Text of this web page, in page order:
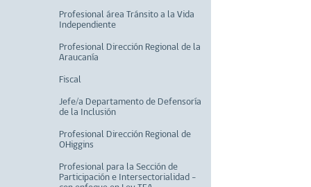
Profesional área Tránsito a la Vida
Independiente
Profesional Dirección Regional de la
Araucanía
Fiscal
Jefe/a Departamento de Defensoría
de la Inclusión
Profesional Dirección Regional de
OHiggins
Profesional para la Sección de
Participación e Intersectorialidad –